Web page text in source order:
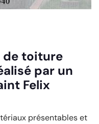
de toiture
par un
Felix
présentables et